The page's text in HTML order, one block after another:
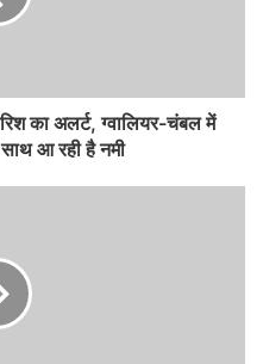
का अलर्ट, ग्वालियर-चंबल में
आ रही है नमी